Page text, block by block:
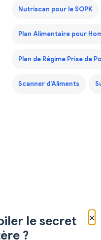
Nutriscan pour le SOPK
Plan Alimentaire pour
Plan de Régime Prise de
Scanner d'Aliments
×
le secret
?